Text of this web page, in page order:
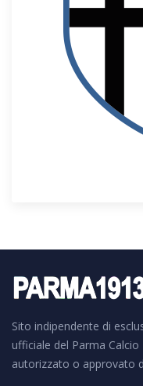
Sito indipendente di
ufficiale del Parma
autorizzato o approvato